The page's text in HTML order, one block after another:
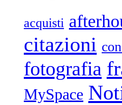
acquisti
citazioni
fotografia
MySpace